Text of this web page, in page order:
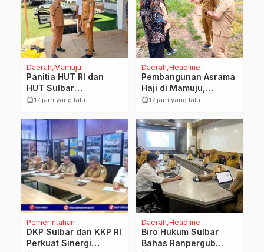
Daerah Mamuju
Panitia HUT RI dan
HUT Sulbar
Matangkan Persiapan,
Dilaksanakan Pemprov
Sulbar
calendar_month17 jam yang lalu
Daerah Headline
Pembangunan Asrama
Haji di Mamuju,
Pemkesra dan
Sulbar Tinjau Lokasi
calendar_month17 jam yang lalu
Pemerintahan
DKP Sulbar dan KKP RI
Perkuat Sinergi
Daerah Headline
Biro Hukum Sulbar
Bahas Ranpergub